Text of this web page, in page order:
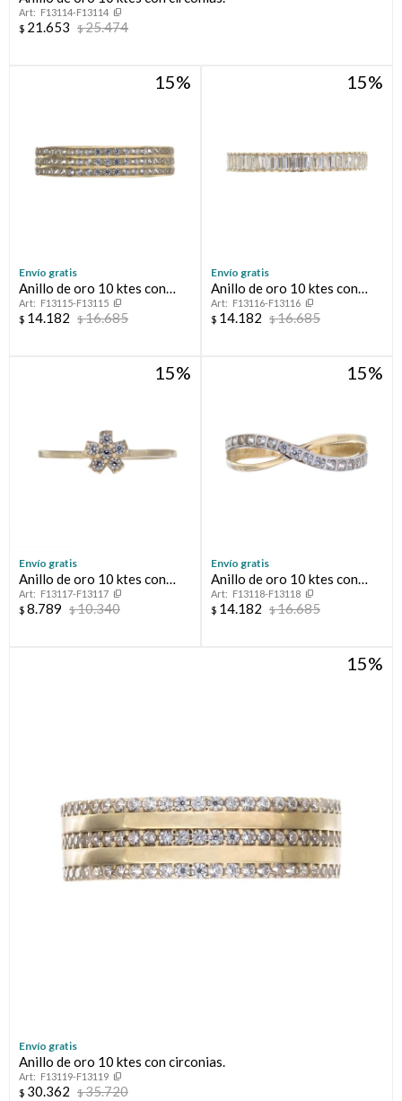
F13114-F13114
$ 21.653 $25.474
15
Envío gratis
Anillo de oro 10 ktes con
circonias, MEDIO SIN FIN.
F13115-F13115
$ 14.182 $16.685
15
Envío gratis
Anillo de oro 10 ktes con
circonias, MEDIO SIN FIN.
F13116-F13116
$ 14.182 $16.685
15
Envío gratis
Anillo de oro 10 ktes con
circonias, FLOT
F13117-F13117
$ 8.789 $10.340
15
Envío gratis
Anillo de oro 10 ktes con
circonias.
F13118-F13118
$ 14.182 $16.685
15
Envío gratis
Anillo de oro 10 ktes con circonias.
F13119-F13119
$ 30.362 $35.720
Compromiso